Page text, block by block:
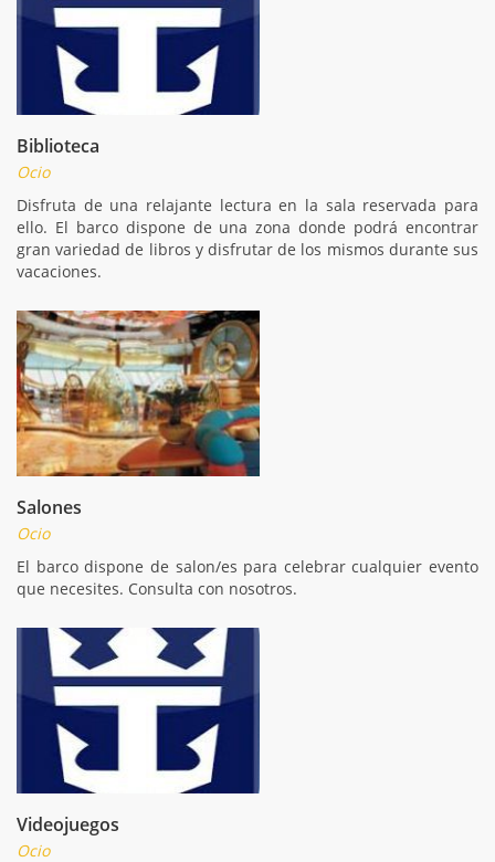
Biblioteca
Ocio
Disfruta de una relajante lectura en la sala reservada para
ello. El barco dispone de una zona donde podrá encontrar
gran variedad de libros y disfrutar de los mismos durante sus
vacaciones.
Salones
Ocio
El barco dispone de salon/es para celebrar cualquier evento
que necesites. Consulta con nosotros.
Videojuegos
Ocio